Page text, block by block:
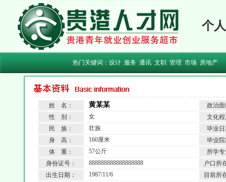
个
热门关键词： 设计 服务 通讯 文职 管理 市场 房地产
姓 名： 黄某某
政治
性 别：
女
文化
民 族：
壮族
毕业
身 高：
160厘米
毕业
体 重：
57公斤
所学
身份证号：
888888888888888888
户口所
出生日期：
1987/11/6
目前所